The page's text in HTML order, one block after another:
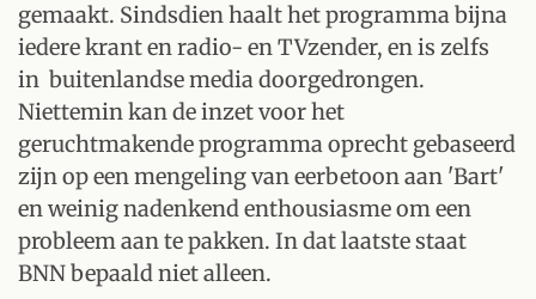
gemaakt. Sindsdien haalt het programma bijna
iedere krant en radio- en TVzender, en is zelfs
in buitenlandse media doorgedrongen.
Niettemin kan de inzet voor het
geruchtmakende programma oprecht gebaseerd
zijn op een mengeling van eerbetoon aan 'Bart'
en weinig nadenkend enthousiasme om een
probleem aan te pakken. In dat laatste staat
BNN bepaald niet alleen.